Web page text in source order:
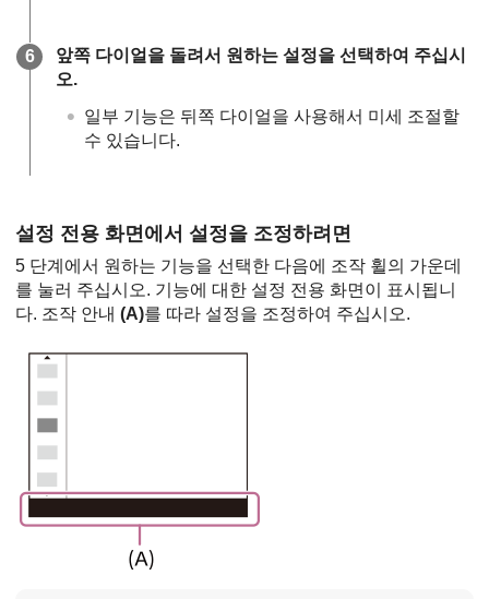
앞쪽 다이얼을 돌려서 원하는 설정을 선택하여 주십시
오.
일부 기능은 뒤쪽 다이얼을 사용해서 미세 조절할
수 있습니다.
설정 전용 화면에서 설정을 조정하려면
5 단계에서 원하는 기능을 선택한 다음에 조작 휠의 가운데
를 눌러 주십시오. 기능에 대한 설정 전용 화면이 표시됩니
다. 조작 안내 (A)를 따라 설정을 조정하여 주십시오.